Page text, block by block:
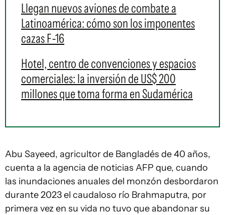
Llegan nuevos aviones de combate a
Latinoamérica: cómo son los imponentes
cazas F-16
Hotel, centro de convenciones y espacios
comerciales: la inversión de US$ 200
millones que toma forma en Sudamérica
Abu Sayeed, agricultor de Bangladés de 40 años,
cuenta a la agencia de noticias AFP que, cuando
las inundaciones anuales del monzón desbordaron
durante 2023 el caudaloso río Brahmaputra, por
primera vez en su vida no tuvo que abandonar su